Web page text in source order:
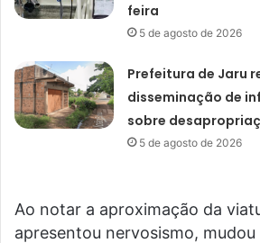
feira
5 de agosto de 2026
Prefeitura de Jaru
disseminação de
sobre
5 de agosto de 2026
Ao notar a aproximação da
apresentou nervosismo,